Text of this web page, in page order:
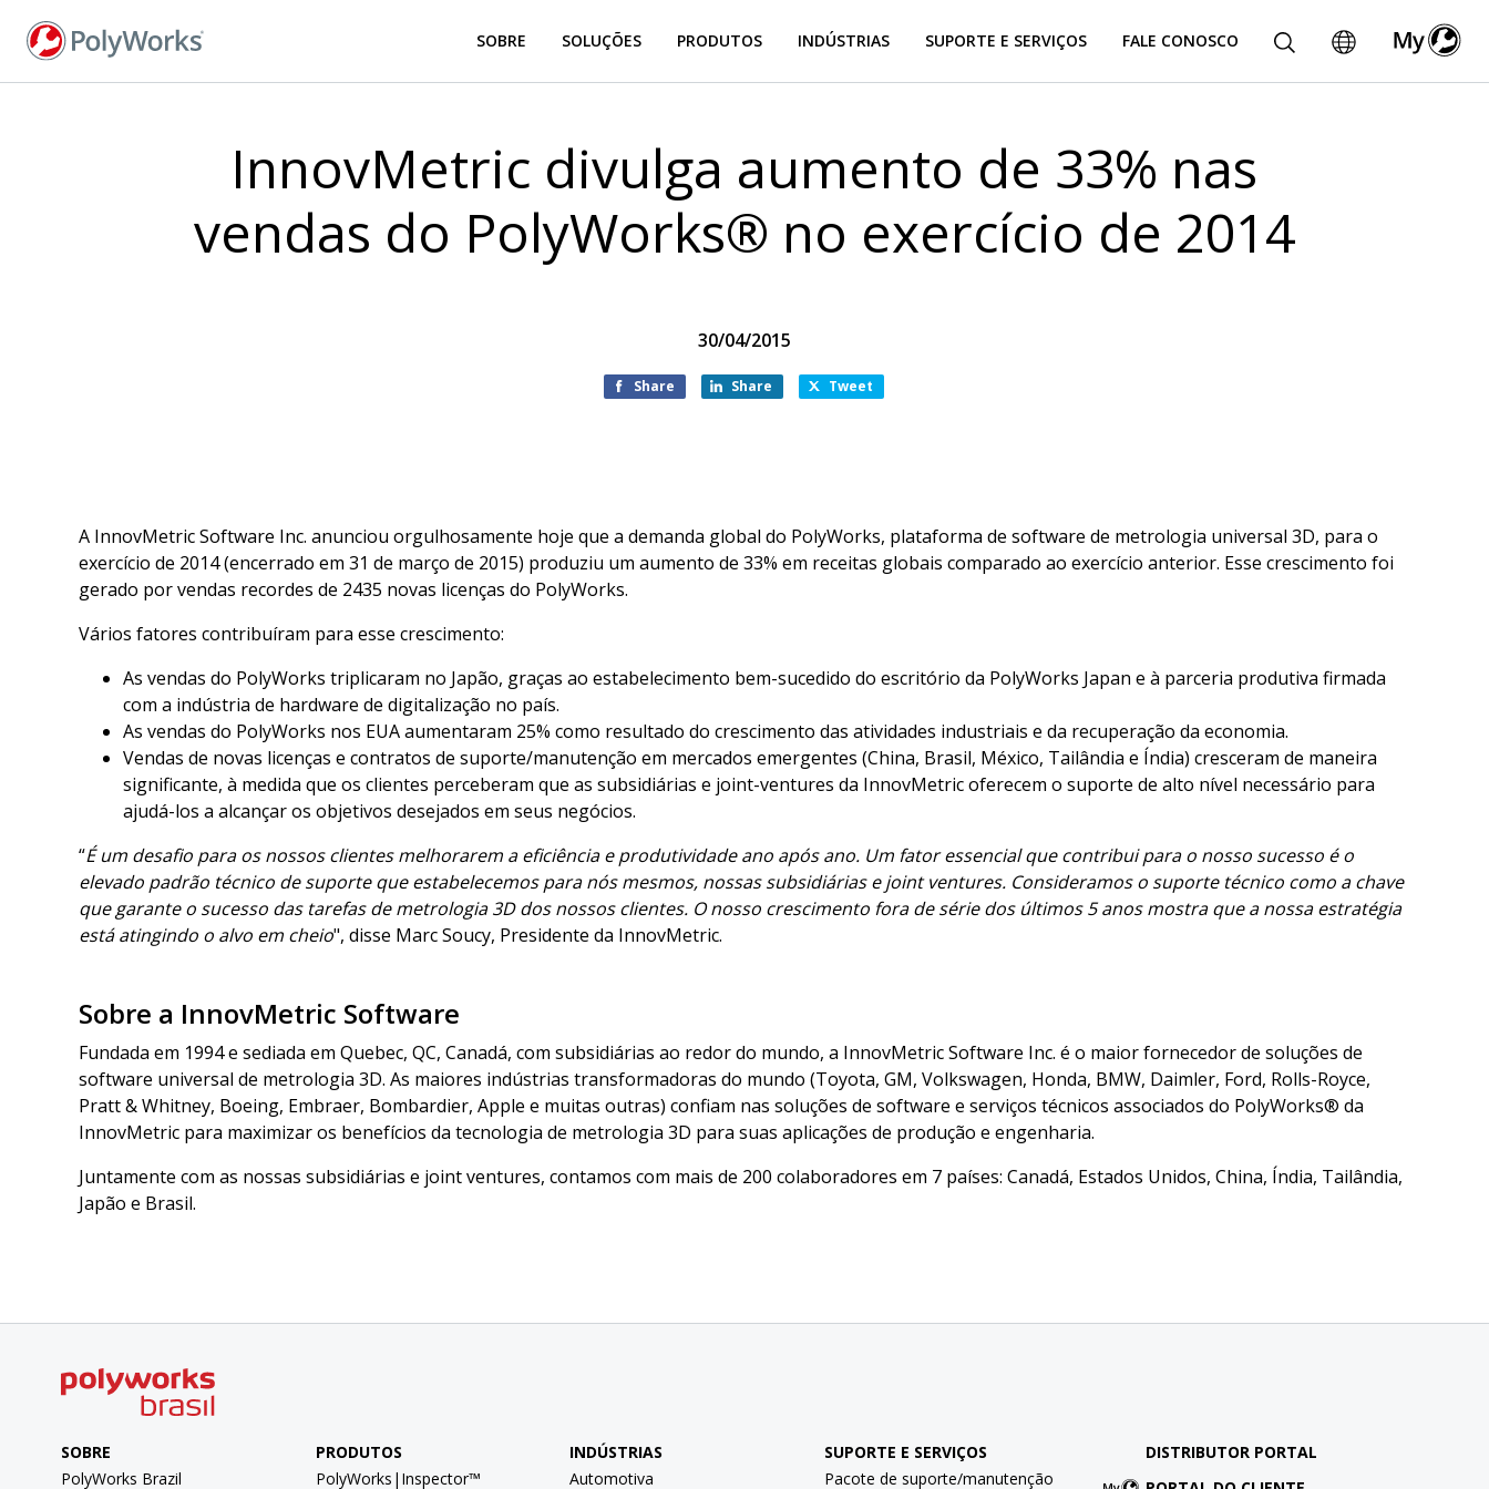
para
SOBRE SOLUÇÕES PRODUTOS INDÚSTRIAS SUPORTE E SERVIÇOS FALE CONOSCO
InnovMetric divulga aumento de 33% nas
vendas do PolyWorks® no exercício de 2014
30/04/2015
Share Share Tweet
A InnovMetric Software Inc. anunciou orgulhosamente hoje que a demanda global do PolyWorks, plataforma de software de metrologia universal 3D, para o
exercício de 2014 (encerrado em 31 de março de 2015) produziu um aumento de 33% em receitas globais comparado ao exercício anterior. Esse crescimento foi
gerado por vendas recordes de 2435 novas licenças do PolyWorks.
Vários fatores contribuíram para esse crescimento:
As vendas do PolyWorks triplicaram no Japão, graças ao estabelecimento bem-sucedido do escritório da PolyWorks Japan e à parceria produtiva firmada
com a indústria de hardware de digitalização no país.
As vendas do PolyWorks nos EUA aumentaram 25% como resultado do crescimento das atividades industriais e da recuperação da economia.
Vendas de novas licenças e contratos de suporte/manutenção em mercados emergentes (China, Brasil, México, Tailândia e Índia) cresceram de maneira
significante, à medida que os clientes perceberam que as subsidiárias e joint-ventures da InnovMetric oferecem o suporte de alto nível necessário para
ajudá-los a alcançar os objetivos desejados em seus negócios.
“É um desafio para os nossos clientes melhorarem a eficiência e produtividade ano após ano. Um fator essencial que contribui para o nosso sucesso é o
elevado padrão técnico de suporte que estabelecemos para nós mesmos, nossas subsidiárias e joint ventures. Consideramos o suporte técnico como a chave
que garante o sucesso das tarefas de metrologia 3D dos nossos clientes. O nosso crescimento fora de série dos últimos 5 anos mostra que a nossa estratégia
está atingindo o alvo em cheio", disse Marc Soucy, Presidente da InnovMetric.
Sobre a InnovMetric Software
Fundada em 1994 e sediada em Quebec, QC, Canadá, com subsidiárias ao redor do mundo, a InnovMetric Software Inc. é o maior fornecedor de soluções de
software universal de metrologia 3D. As maiores indústrias transformadoras do mundo (Toyota, GM, Volkswagen, Honda, BMW, Daimler, Ford, Rolls-Royce,
Pratt & Whitney, Boeing, Embraer, Bombardier, Apple e muitas outras) confiam nas soluções de software e serviços técnicos associados do PolyWorks® da
InnovMetric para maximizar os benefícios da tecnologia de metrologia 3D para suas aplicações de produção e engenharia.
Juntamente com as nossas subsidiárias e joint ventures, contamos com mais de 200 colaboradores em 7 países: Canadá, Estados Unidos, China, Índia, Tailândia,
Japão e Brasil.
SOBRE
PolyWorks Brazil
PRODUTOS
PolyWorks|Inspector™
INDÚSTRIAS
Automotiva
SUPORTE E SERVIÇOS
Pacote de suporte/manutenção
DISTRIBUTOR PORTAL